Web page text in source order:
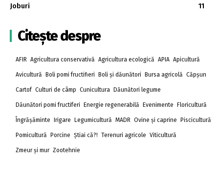
Joburi
11
Citește despre
AFIR Agricultura conservativă Agricultura ecologică APIA Apicultură
Avicultură Boli pomi fructifieri Boli și dăunători Bursa agricolă Căpșun
Cartof Culturi de câmp Cunicultura Dăunători legume
Dăunători pomi fructiferi Energie regenerabilă Evenimente Floricultură
Îngrășăminte Irigare Legumicultură MADR Ovine și caprine Piscicultură
Pomicultură Porcine Știai că?! Terenuri agricole Viticultură
Zmeur și mur Zootehnie